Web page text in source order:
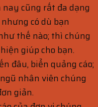
cũng rất đa dạng
có dù bạn
thế nào; thì chúng
giúp cho bạn.
đâu, biển quảng cáo;
nhân viên chúng
giản.